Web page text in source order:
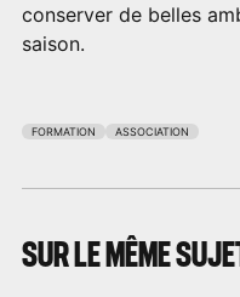
conserver de belles
saison.
FORMATION ASSOCIATION
SUR LE MÊME